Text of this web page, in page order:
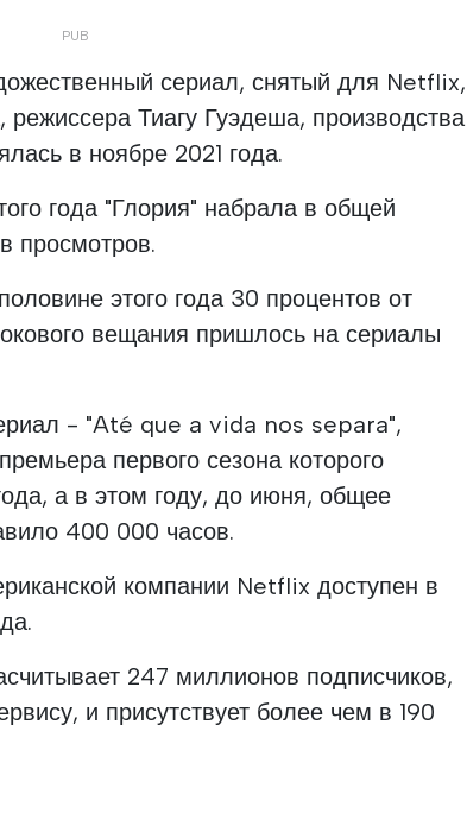
сериал, снятый для Netflix,
Тиагу Гуэдеша, производства
в ноябре 2021 года.
года "Глория" набрала в общей
просмотров.
этого года 30 процентов от
вещания пришлось на сериалы
- "Até que a vida nos separa",
первого сезона которого
а в этом году, до июня, общее
400 000 часов.
компании Netflix доступен в
247 миллионов подписчиков,
и присутствует более чем в 190